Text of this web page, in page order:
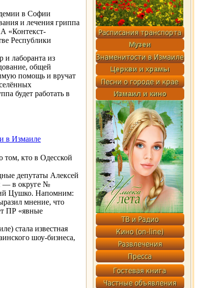
в Софии
и лечения гриппа
«Контекст-
Республики
и лаборанта из
общей
помощь и вручат
будет работать в
в Измаиле
том, кто в Одесской
депутаты Алексей
— в округе №
Цушко. Напомним:
мнение, что
ПР «явные
стала известная
шоу-бизнеса,